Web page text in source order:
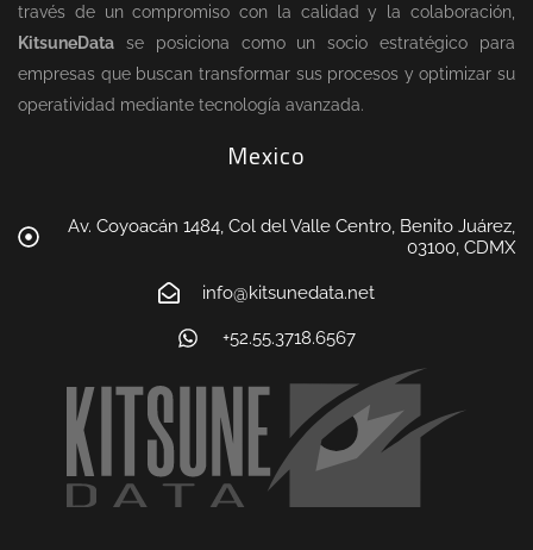
través de un compromiso con la calidad y la colaboración,
KitsuneData se posiciona como un socio estratégico para
empresas que buscan transformar sus procesos y optimizar su
operatividad mediante tecnología avanzada.
Mexico
Av. Coyoacán 1484, Col del Valle Centro, Benito Juárez,
03100, CDMX
info@kitsunedata.net
+52.55.3718.6567